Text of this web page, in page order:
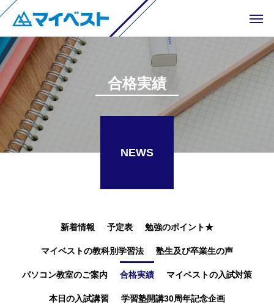
合格実績
NEWS
新着情報 予定表 勉強のポイント★
マイベストの教科別学習法 塾生及び卒業生の声
パソコン教室のご案内 合格実績 マイベストの入試対策
本日の入試講習 学習塾開講30周年記念企画